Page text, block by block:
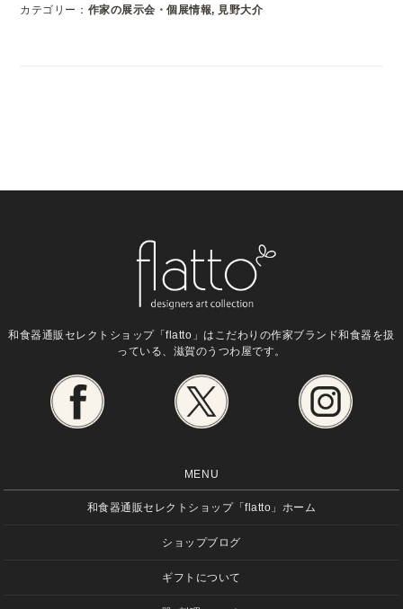
カテゴリー： 作家の展示会・個展情報, 見野大介
和食器通販セレクトショップ「flatto」は こだわりの作家ブランド和食器を扱
っている、滋賀のうつわ屋です。
MENU
和食器通販セレクトショップ「flatto」ホーム
ショップブログ
ギフトについて